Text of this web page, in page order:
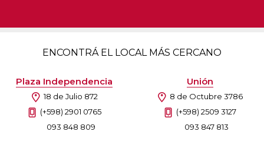
ENCONTRÁ EL LOCAL MÁS CERCANO
Plaza Independencia
18 de Julio 872
(+598) 2901 0765
093 848 809
Unión
8 de Octubre 3786
(+598) 2509 3127
093 847 813